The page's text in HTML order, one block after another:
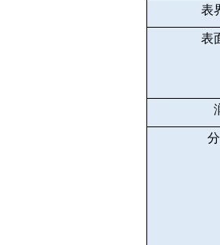
表
表